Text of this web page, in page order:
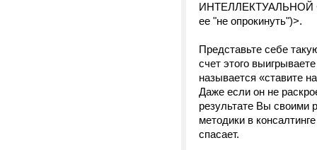
ИНТЕЛЛЕКТУАЛЬНОЙ
ее "не опрокинуть")>.
Представьте себе
счет этого
называется «ставите
Даже если он не
результате Вы своими
методики в
спасает.